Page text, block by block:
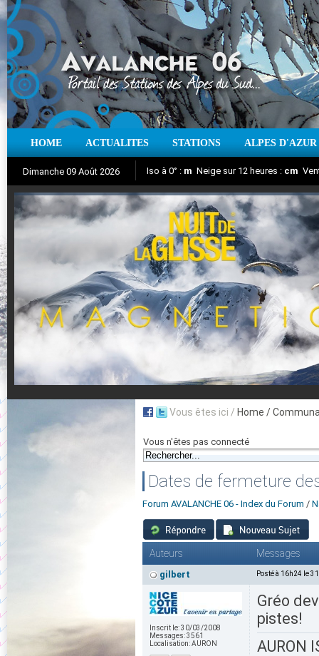
HOME ACTUALITES STATIONS ALPES D'AZUR
Dimanche 09 Août 2026
Aujourd'hui : T° Min : °C T° Max :°C
Iso à 0° : m Neige sur 12 heures : cm
Suivez en direct l'actualité des stations
Nuit de la Glisse 2018
Vous êtes ici / Home /
Vous n'êtes pas connecté
Dates de fermeture
Forum AVALANCHE 06 - Index du Forum /
Auteurs Messages
gilbert Posté à 16h24 le
Inscrit le:30/03/2008
Messages:3561
Localisation:AURON
Gréo
pistes!
AURON